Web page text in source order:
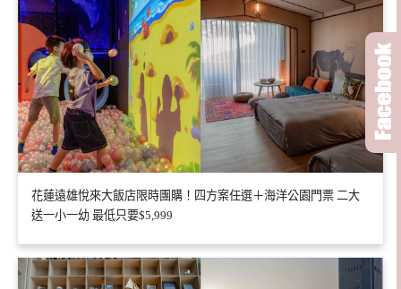
花蓮遠雄悅來大飯店限時團購！四方案任選＋海洋公園門票 二大
送一小一幼 最低只要$5,999